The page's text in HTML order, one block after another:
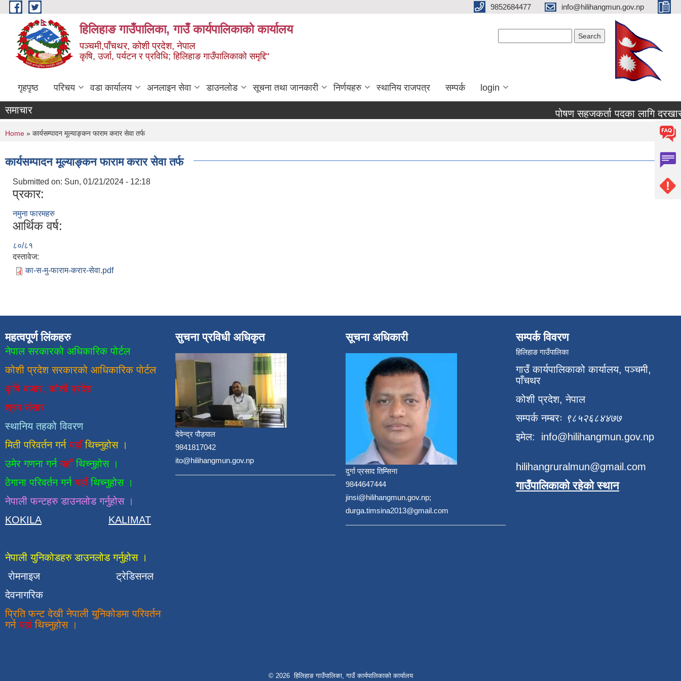
Skip to main content 9852684477 info@hilihangmun.gov.np
हिलिहाङ गाउँपालिका, गाउँ कार्यपालिकाको कार्यालय
पञ्चमी,पाँचथर, कोशी प्रदेश, नेपाल
कृषि, उर्जा, पर्यटन र प्रविधि; हिलिहाङ गाउँपालिकाको समृद्दि"
गृहपृष्ठ परिचय वडा कार्यालय अनलाइन सेवा डाउनलोड सूचना तथा जानकारी निर्णयहरु स्थानिय राजपत्र सम्पर्क login
समाचार पोषण सहजकर्ता पदका लागि
You are here
Home » कार्यसम्पादन मूल्याङ्कन फाराम करार सेवा तर्फ
कार्यसम्पादन मूल्याङ्कन फाराम करार सेवा तर्फ
Submitted on: Sun, 01/21/2024 - 12:18
प्रकार:
नमुना फारमहरु
आर्थिक वर्ष:
८०/८१
दस्तावेज:
का-स-मु-फाराम-करार-सेवा.pdf
महत्वपूर्ण लिंकहरु
नेपाल सरकारको अधिकारिक पोर्टल
कोशी प्रदेश सरकारको आधिकारिकपाेर्टल
कृषि बजार, कोशी प्रदेश
श्रम संसार
स्थानिय तहको विवरण
मिती परिवर्तन गर्न यहाँ थिच्नुहोस ।
उमेर गणना गर्नयहाँथिच्नुहोस ।
ठेगाना परिवर्तन गर्नयहाँ थिच्नुहोस ।
नेपाली फन्टहरु डाउनलोड गर्नुहोस ।
KOKILA
KALIMAT
नेपाली युनिकोडहरु डाउनलोड गर्नुहोस ।
रोमनाइज
ट्रेडिसनल
देवनागरिक
प्रिति फन्ट देखी नेपाली युनिकोडमा परिवर्तन
गर्न यहां थिच्नुहोस ।
सुचना प्रविधी अधिकृत
देवेन्द्र पौड्याल
9841817042
ito@hilihangmun.gov.np
सूचना अधिकारी
दुर्गा प्रसाद तिम्सिना
9844647444
jinsi@hilihangmun.gov.np;
durga.timsina2013@gmail.com
सम्पर्क विवरण
हिलिहाङ गाउँपालिका
गाउँ कार्यपालिकाको कार्यालय, पञ्चमी,
पाँचथर
कोशी प्रदेश, नेपाल
सम्पर्क नम्बरः ९८५२६८४४७७
इमेल: info@hilihangmun.gov.np
hilihangruralmun@gmail.com
गाउँपालिकाको रहेको स्थान
© 2026 हिलिहाङ गाउँपालिका, गाउँ कार्यपालिकाको कार्यालय